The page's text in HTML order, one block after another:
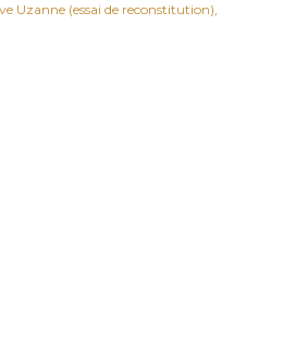
Uzanne (essai de reconstitution)